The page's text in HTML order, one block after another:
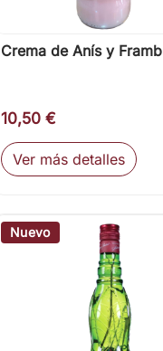
 Vista rápida
Crema de Anís y
10,50 €
Ver más detalles
Nuevo